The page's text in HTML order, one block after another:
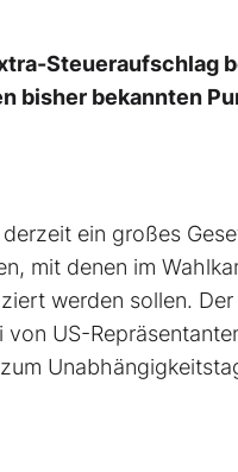
Steueraufschlag
bisher bekannten
ein großes
mit denen im
werden sollen.
US-